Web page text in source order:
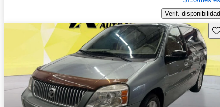
Verif. disponibilidad